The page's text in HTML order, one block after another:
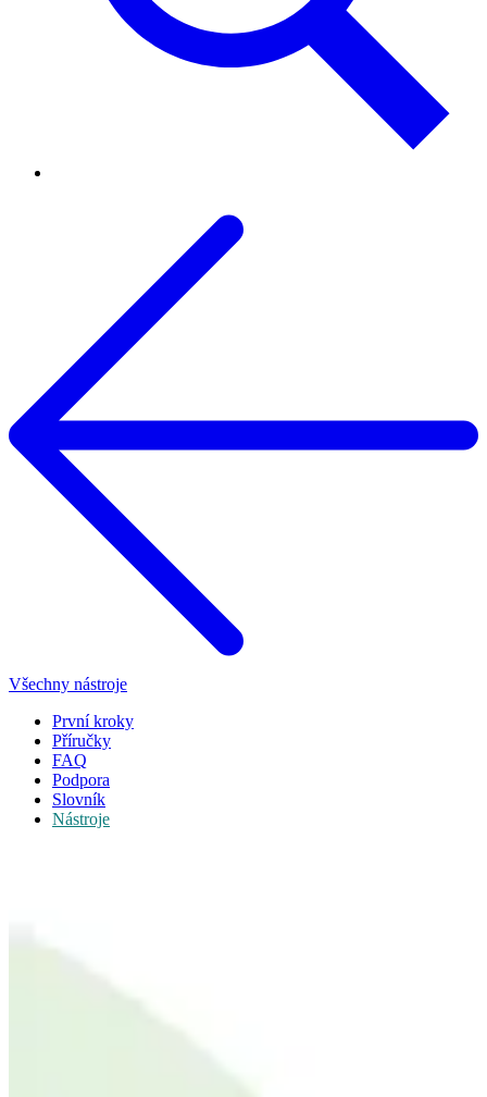
Všechny nástroje
První kroky
Příručky
FAQ
Podpora
Slovník
Nástroje